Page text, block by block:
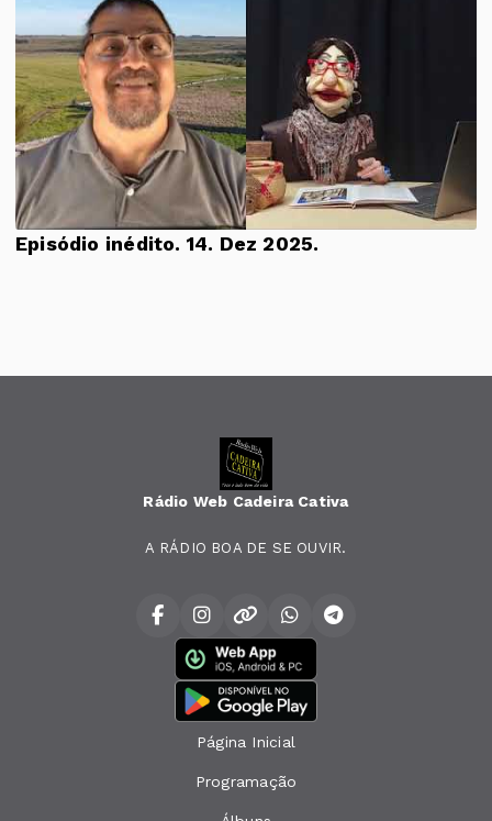
Episódio inédito. 14. Dez 2025.
Rádio Web Cadeira Cativa
A RÁDIO BOA DE SE OUVIR.
Página Inicial
Programação